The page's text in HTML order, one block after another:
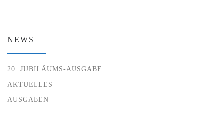
NEWS
20. JUBILÄUMS-AUSGABE
AKTUELLES
AUSGABEN